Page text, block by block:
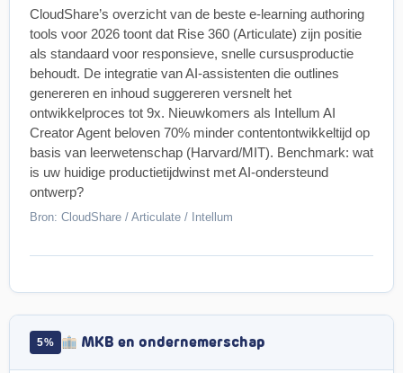
CloudShare’s overzicht van de beste e-learning authoring
tools voor 2026 toont dat Rise 360 (Articulate) zijn positie
als standaard voor responsieve, snelle cursusproductie
behoudt. De integratie van AI-assistenten die outlines
genereren en inhoud suggereren versnelt het
ontwikkelproces tot 9x. Nieuwkomers als Intellum AI
Creator Agent beloven 70% minder contentontwikkeltijd op
basis van leerwetenschap (Harvard/MIT). Benchmark: wat
is uw huidige productietijdwinst met AI-ondersteund
ontwerp?
Bron: CloudShare / Articulate / Intellum
5% MKB en ondernemerschap